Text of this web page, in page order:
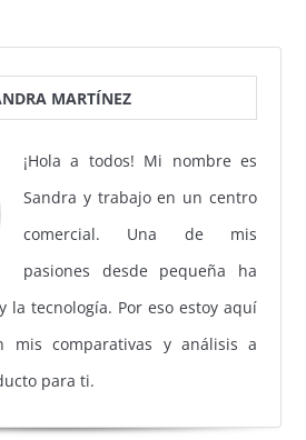
MARTÍNEZ
¡Hola a todos! Mi nombre es
Sandra y trabajo en un centro
comercial. Una de mis
pasiones desde pequeña ha
la tecnología. Por eso estoy aquí
mis comparativas y análisis a
para ti.